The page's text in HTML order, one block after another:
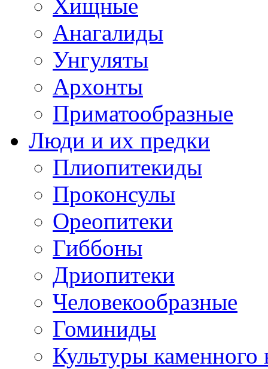
Хищные
Анагалиды
Унгуляты
Архонты
Приматообразные
Люди и их предки
Плиопитекиды
Проконсулы
Ореопитеки
Гиббоны
Дриопитеки
Человекообразные
Гоминиды
Культуры каменного